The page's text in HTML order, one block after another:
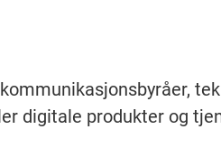
digitale produkter og